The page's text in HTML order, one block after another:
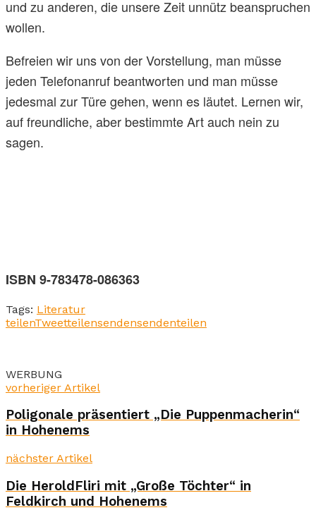
und zu anderen, die unsere Zeit unnütz beanspruchen
wollen.
Befreien wir uns von der Vorstellung, man müsse
jeden Telefonanruf beantworten und man müsse
jedesmal zur Türe gehen, wenn es läutet. Lernen wir,
auf freundliche, aber bestimmte Art auch nein zu
sagen.
ISBN 9-783478-086363
Tags: Literatur
teilenTweetteilensendensendenteilen
WERBUNG
vorheriger Artikel
Poligonale präsentiert „Die Puppenmacherin“
in Hohenems
nächster Artikel
Die HeroldFliri mit „Große Töchter“ in
Feldkirch und Hohenems